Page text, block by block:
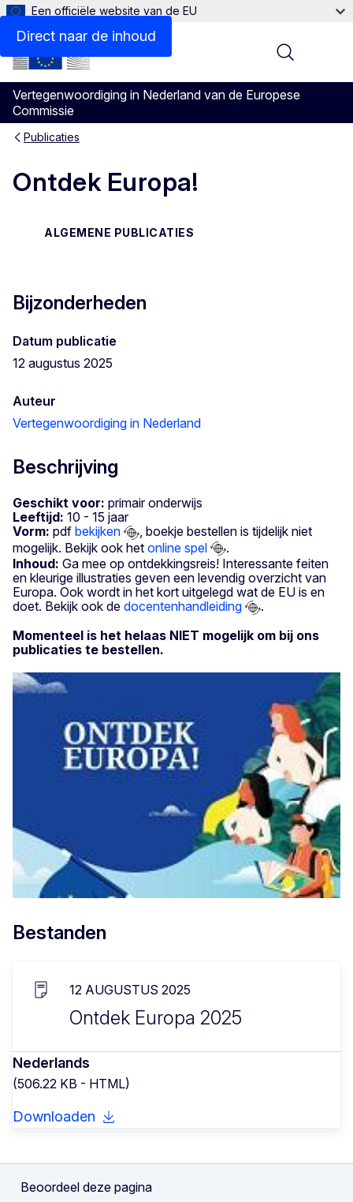
Direct naar de inhoud
Een officiële website van de EU
Vertegenwoordiging in Nederland van de Europese
Commissie
Menu
Publicaties
Ontdek Europa!
ALGEMENE PUBLICATIES
Bijzonderheden
Datum publicatie
12 augustus 2025
Auteur
Vertegenwoordiging in Nederland
Beschrijving
Geschikt voor: primair onderwijs
Leeftijd: 10 - 15 jaar
Vorm: pdf bekijken
, boekje bestellen is tijdelijk niet
mogelijk. Bekijk ook het online spel
.
Inhoud: Ga mee op ontdekkingsreis! Interessante feiten
en kleurige illustraties geven een levendig overzicht van
Europa. Ook wordt in het kort uitgelegd wat de EU is en
doet. Bekijk ook de docentenhandleiding
.
Momenteel is het helaas NIET mogelijk om bij ons
publicaties te bestellen.
Bestanden
12 AUGUSTUS 2025
Ontdek Europa 2025
Nederlands
(506.22 KB - HTML)
Downloaden
Beoordeel deze pagina